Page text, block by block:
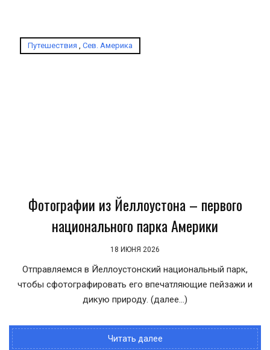
Путешествия Сев. Америка
Фотографии из Йеллоустона – первого
национального парка Америки
18 ИЮНЯ 2026
Отправляемся в Йеллоустонский национальный парк,
чтобы сфотографировать его впечатляющие пейзажи и
дикую природу. (далее…)
Читать далее